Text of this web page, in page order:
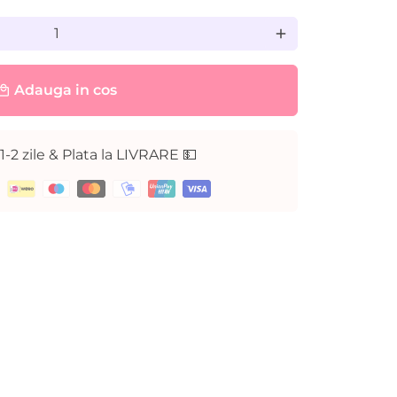
add
Adauga in cos
2 zile & Plata la LIVRARE 💵